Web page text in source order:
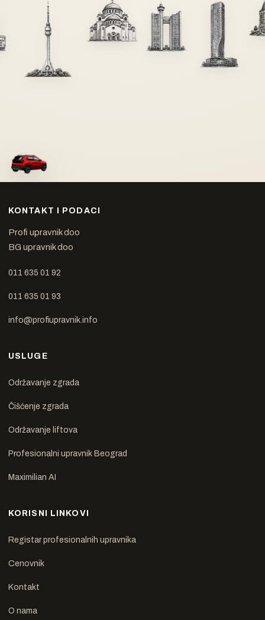
KONTAKT I PODACI
Profi upravnik doo
BG upravnik doo
011 635 01 92
011 635 01 93
info@profiupravnik.info
USLUGE
Održavanje zgrada
Čišćenje zgrada
Održavanje liftova
Profesionalni upravnik Beograd
Maximilian AI
KORISNI LINKOVI
Registar profesionalnih upravnika
Cenovnik
Kontakt
O nama